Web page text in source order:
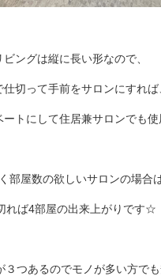
ビングは縦に長い形なので、
仕切って手前をサロンにすれば
トにして住居兼サロンでも使
部屋数の欲しいサロンの場合は
れば4部屋の出来上がりです☆
３つあるのでモノが多い方でも